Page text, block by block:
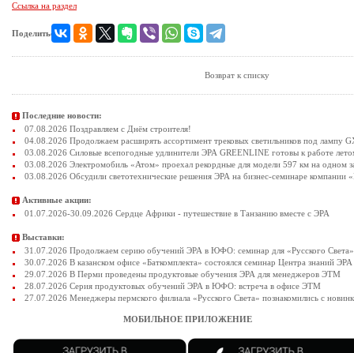
Ссылка на раздел
Поделиться:
Возврат к списку
Последние новости:
07.08.2026 Поздравляем с Днём строителя!
04.08.2026 Продолжаем расширять ассортимент трековых светильников под лампу
03.08.2026 Силовые всепогодные удлинители ЭРА GREENLINE готовы к работе
03.08.2026 Электромобиль «Атом» проехал рекордные для модели 597 км на одном
03.08.2026 Обсудили светотехнические решения ЭРА на бизнес-семинаре компании
Активные акции:
01.07.2026-30.09.2026 Сердце Африки - путешествие в Танзанию вместе с ЭРА
Выставки:
31.07.2026 Продолжаем серию обучений ЭРА в ЮФО: семинар для «Русского Света»
30.07.2026 В казанском офисе «Баткомплекта» состоялся семинар Центра знаний ЭРА
29.07.2026 В Перми проведены продуктовые обучения ЭРА для менеджеров ЭТМ
28.07.2026 Серия продуктовых обучений ЭРА в ЮФО: встреча в офисе ЭТМ
27.07.2026 Менеджеры пермского филиала «Русского Света» познакомились с
МОБИЛЬНОЕ ПРИЛОЖЕНИЕ